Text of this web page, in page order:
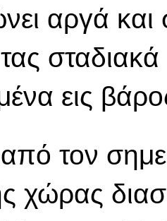
αργά και
σταδιακά
εις
τον
χώρας